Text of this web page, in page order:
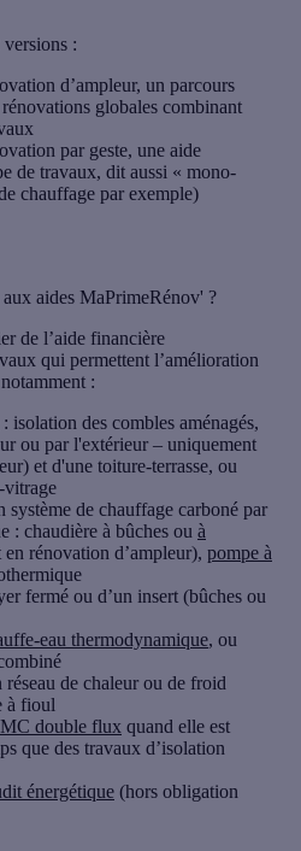
:
d’ampleur, un parcours
globales combinant
par geste, une aide
de travaux, dit aussi « mono-
chauffage par exemple)
aides MaPrimeRénov' ?
de l’aide financière
qui permettent l’amélioration
:
: isolation des combles aménagés,
ou par l'extérieur – uniquement
et d'une toiture-terrasse, ou
vitrage
système de chauffage carboné par
: chaudière à bûches ou à
rénovation d’ampleur), pompe à
fermé ou d’un insert (bûches ou
eau thermodynamique, ou
de chaleur ou de froid
à fioul
double flux quand elle est
que des travaux d’isolation
énergétique (hors obligation